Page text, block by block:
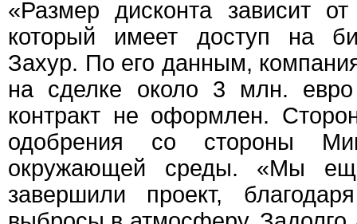
«Размер дисконта зависит
который имеет доступ на
Захур. По его данным,
на сделке около 3 млн.
контракт не оформлен.
одобрения со стороны
окружающей среды. «Мы
завершили проект,